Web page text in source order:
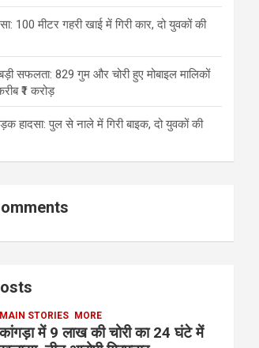
100 मीटर गहरी खाई में गिरी कार, दो युवकों की
सफलता: 829 गुम और चोरी हुए मोबाइल मालिकों
₹1 करोड़
हादसा: पुल से नाले में गिरी बाइक, दो युवकों की
MAIN STORIES MORE
कांगड़ा में 9 लाख की चोरी का 24 घंटे में